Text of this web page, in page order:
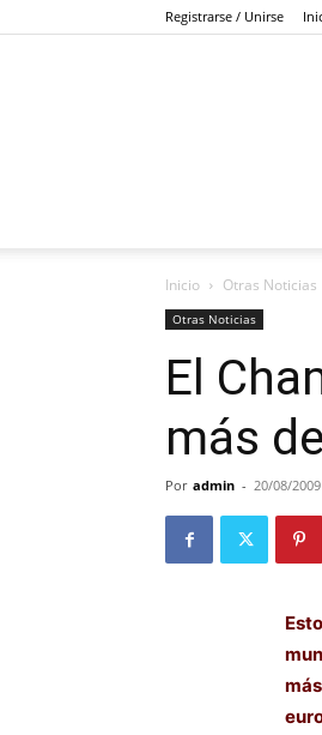
Registrarse / Unirse
Inicio Otras Noticias
Otras Noticias
El
más
Por admin - 20/08/2009